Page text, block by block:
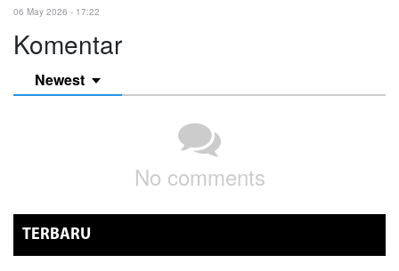
06 May 2026 - 17:22
Komentar
Newest
No comments
TERBARU